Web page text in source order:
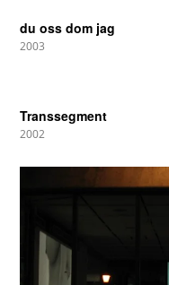
du oss dom jag
2003
Transsegment
2002